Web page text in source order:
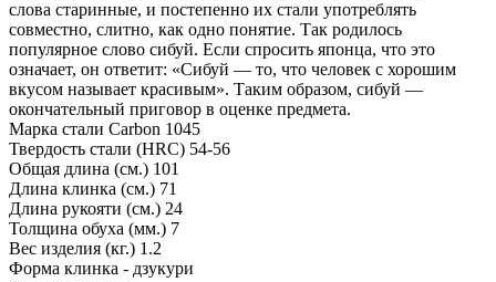
слова старинные, и постепенно их стали употреблять
совместно, слитно, как одно понятие. Так родилось
популярное слово сибуй. Если спросить японца, что это
означает, он ответит: «Сибуй — то, что человек с хорошим
вкусом называет красивым». Таким образом, сибуй —
окончательный приговор в оценке предмета.
Марка стали Carbon 1045
Твердость стали (HRC) 54-56
Общая длина (см.) 101
Длина клинка (см.) 71
Длина рукояти (см.) 24
Толщина обуха (мм.) 7
Вес изделия (кг.) 1.2
Форма клинка - дзукури